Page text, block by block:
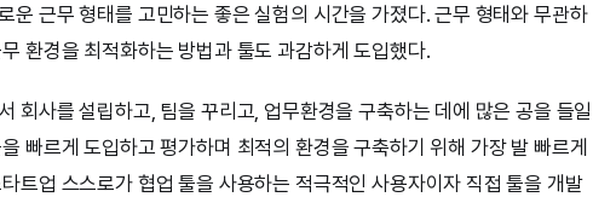
운 근무 형태를 고민하는 좋은 실험의 시간을 가졌다. 근무 형태와 무관하
환경을 최적화하는 방법과 툴도 과감하게 도입했다.
회사를 설립하고, 팀을 꾸리고, 업무환경을 구축하는 데에 많은 공을 들일
빠르게 도입하고 평가하며 최적의 환경을 구축하기 위해 가장 발 빠르게
트업 스스로가 협업 툴을 사용하는 적극적인 사용자이자 직접 툴을 개발